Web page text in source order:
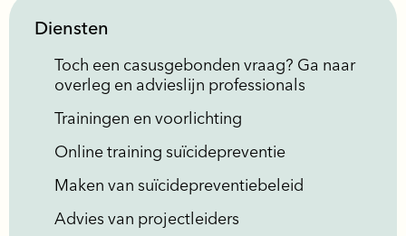
Diensten
Toch een casusgebonden vraag? Ga naar
overleg en advieslijn professionals
Trainingen en voorlichting
Online training suïcidepreventie
Maken van suïcidepreventiebeleid
Advies van projectleiders